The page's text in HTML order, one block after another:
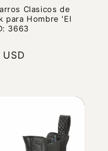
Clasicos de
para Hombre 'El
3663